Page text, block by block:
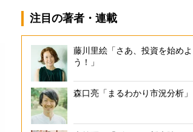
注目の著者・連載
藤川里絵「さあ、投資を始めよ
う！」
森口亮「まるわかり市況分析」